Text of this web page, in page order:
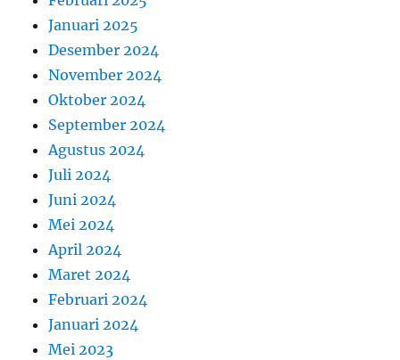
Januari 2025
Desember 2024
November 2024
Oktober 2024
September 2024
Agustus 2024
Juli 2024
Juni 2024
Mei 2024
April 2024
Maret 2024
Februari 2024
Januari 2024
Mei 2023